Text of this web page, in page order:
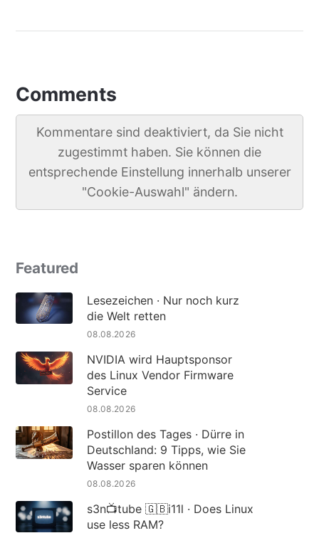
Comments
Kommentare sind deaktiviert, da Sie nicht
zugestimmt haben. Sie können die
entsprechende Einstellung innerhalb unserer
"Cookie-Auswahl" ändern.
Featured
Lesezeichen · Nur noch kurz
die Welt retten
08.08.2026
NVIDIA wird Hauptsponsor
des Linux Vendor Firmware
Service
08.08.2026
Postillon des Tages · Dürre in
Deutschland: 9 Tipps, wie Sie
Wasser sparen können
08.08.2026
s3n📺tube 🇬🇧i11l · Does Linux
use less RAM?